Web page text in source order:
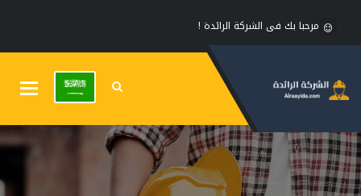
مرحبا بك فى الشركة الرائدة !